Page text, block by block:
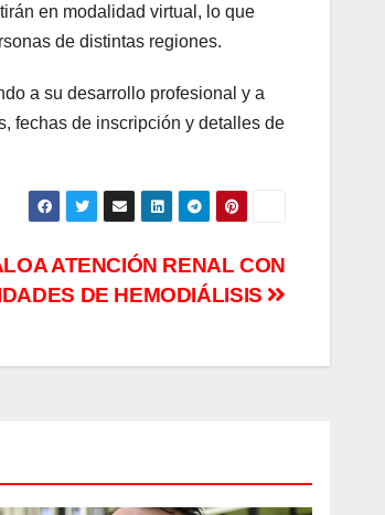
en modalidad virtual, lo que
de distintas regiones.
a su desarrollo profesional y a
fechas de inscripción y detalles de
ATENCIÓN RENAL CON
DE HEMODIÁLISIS